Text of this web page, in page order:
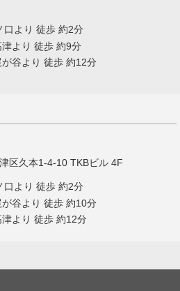
口より 徒歩 約2分
より 徒歩 約9分
谷より 徒歩 約12分
区久本1-4-10 TKBビル 4F
口より 徒歩 約2分
谷より 徒歩 約10分
より 徒歩 約12分